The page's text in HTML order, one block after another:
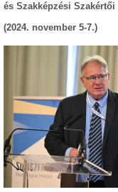
és Szakképzési
(2024. november 5-7.)